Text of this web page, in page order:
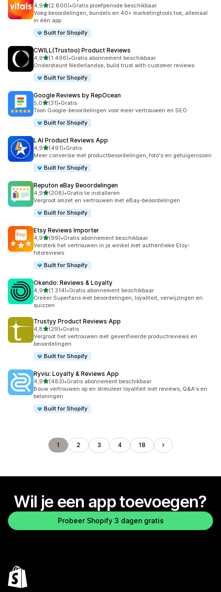
4,9van 5 sterren
(2.800)
2800 recensies in totaal
•Gratis proefperiode beschikbaar
Voeg beoordelingen, bundels en 40+ marketingtools toe, allemaal
in één app
Built for Shopify
CWILL(Trustoo) Product Reviews
4,9van 5 sterren
(1.496)
1496 recensies in totaal
•Gratis abonnement beschikbaar
Ondersteunt Nederlandse, build trust with customer reviews
Built for Shopify
Google Reviews by RepOcean
5,0van 5 sterren
(31)
31 recensies in totaal
•Gratis
Toon Google-beoordelingen voor meer vertrouwen en SEO
Built for Shopify
LAI Product Reviews App
4,9van 5 sterren
(491)
491 recensies in totaal
•Gratis
Meer conversie met productbeoordelingen, foto's en getuigenissen
Built for Shopify
Reputon eBay Beoordelingen
4,9van 5 sterren
(208)
208 recensies in totaal
•Gratis te installeren
Vergroot omzet en vertrouwen met eBay-beoordelingen
Built for Shopify
Etsy Reviews Importer
4,9van 5 sterren
(99)
99 recensies in totaal
•Gratis abonnement beschikbaar
Versterk het vertrouwen in je winkel met authentieke Etsy-
fotoreviews
Built for Shopify
Okendo: Reviews & Loyalty
4,9van 5 sterren
(1.314)
1314 recensies in totaal
•Gratis abonnement beschikbaar
Creëer Superfans met beoordelingen, loyaliteit, verwijzingen en
quizzen
Trustyy Product Reviews App
4,8van 5 sterren
(29)
29 recensies in totaal
•Gratis
Vergroot het vertrouwen met geverifieerde productreviews en
beoordelingen
Built for Shopify
Ryviu: Loyalty & Reviews App
4,9van 5 sterren
(483)
483 recensies in totaal
•Gratis abonnement beschikbaar
Bouw vertrouwen op en stimuleer loyaliteit met reviews, Q&A's en
beloningen
Built for Shopify
1 2 3 4 18
Wil je een app toevoegen?
Probeer Shopify 3 dagen gratis